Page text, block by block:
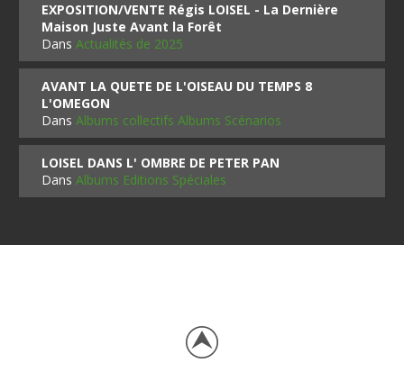
EXPOSITION/VENTE Régis LOISEL - La Dernière
Maison Juste Avant la Forêt
DansActualités de 2025
AVANT LA QUETE DE L'OISEAU DU TEMPS 8
L'OMEGON
DansAlbums collectifs Albums Scénarios
LOISEL DANS L' OMBRE DE PETER PAN
DansAlbums Editions Spéciales